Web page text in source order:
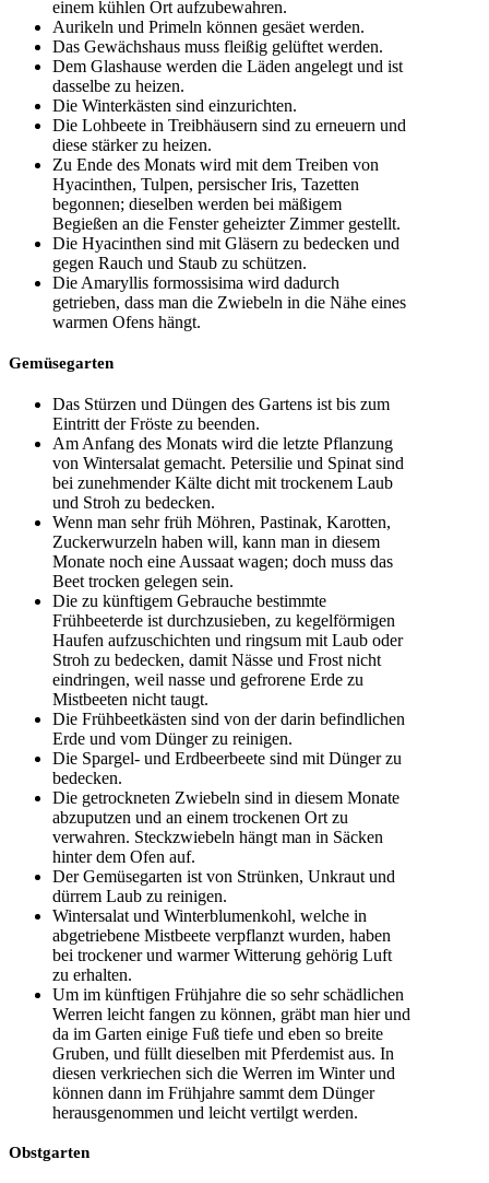
einem kühlen Ort aufzubewahren.
Aurikeln und Primeln können gesäet werden.
Das Gewächshaus muss fleißig gelüftet werden.
Dem Glashause werden die Läden angelegt und ist
dasselbe zu heizen.
Die Winterkästen sind einzurichten.
Die Lohbeete in Treibhäusern sind zu erneuern und
diese stärker zu heizen.
Zu Ende des Monats wird mit dem Treiben von
Hyacinthen, Tulpen, persischer Iris, Tazetten
begonnen; dieselben werden bei mäßigem
Begießen an die Fenster geheizter Zimmer gestellt.
Die Hyacinthen sind mit Gläsern zu bedecken und
gegen Rauch und Staub zu schützen.
Die Amaryllis formossisima wird dadurch
getrieben, dass man die Zwiebeln in die Nähe eines
warmen Ofens hängt.
Gemüsegarten
Das Stürzen und Düngen des Gartens ist bis zum
Eintritt der Fröste zu beenden.
Am Anfang des Monats wird die letzte Pflanzung
von Wintersalat gemacht. Petersilie und Spinat sind
bei zunehmender Kälte dicht mit trockenem Laub
und Stroh zu bedecken.
Wenn man sehr früh Möhren, Pastinak, Karotten,
Zuckerwurzeln haben will, kann man in diesem
Monate noch eine Aussaat wagen; doch muss das
Beet trocken gelegen sein.
Die zu künftigem Gebrauche bestimmte
Frühbeeterde ist durchzusieben, zu kegelförmigen
Haufen aufzuschichten und ringsum mit Laub oder
Stroh zu bedecken, damit Nässe und Frost nicht
eindringen, weil nasse und gefrorene Erde zu
Mistbeeten nicht taugt.
Die Frühbeetkästen sind von der darin befindlichen
Erde und vom Dünger zu reinigen.
Die Spargel- und Erdbeerbeete sind mit Dünger zu
bedecken.
Die getrockneten Zwiebeln sind in diesem Monate
abzuputzen und an einem trockenen Ort zu
verwahren. Steckzwiebeln hängt man in Säcken
hinter dem Ofen auf.
Der Gemüsegarten ist von Strünken, Unkraut und
dürrem Laub zu reinigen.
Wintersalat und Winterblumenkohl, welche in
abgetriebene Mistbeete verpflanzt wurden, haben
bei trockener und warmer Witterung gehörig Luft
zu erhalten.
Um im künftigen Frühjahre die so sehr schädlichen
Werren leicht fangen zu können, gräbt man hier und
da im Garten einige Fuß tiefe und eben so breite
Gruben, und füllt dieselben mit Pferdemist aus. In
diesen verkriechen sich die Werren im Winter und
können dann im Frühjahre sammt dem Dünger
herausgenommen und leicht vertilgt werden.
Obstgarten